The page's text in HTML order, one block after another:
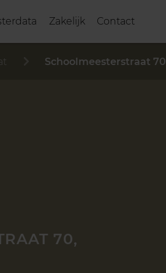
Zakelijk Contact
Schoolmeesterstraat 70
70,